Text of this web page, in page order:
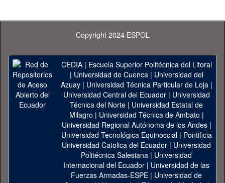
Copyright 2024 ESPOL
CEDIA| Escuela Superior Politécnica del Litoral
| Universidad de Cuenca| Universidad del
Azuay| Universidad Técnica Particular de Loja|
Universidad Central del Ecuador| Universidad
Técnica del Norte | Universidad Estatal de
Milagro | Universidad Técnica de Ambato |
Universidad Regional Autónoma de los Andes|
Universidad Tecnológica Equinoccial| Pontificia
Universidad Catolica del Ecuador | Universidad
Politécnica Salesiana | Universidad
Internacional del Ecuador | Universidad de las
Fuerzas Armadas-ESPE | Universidad de